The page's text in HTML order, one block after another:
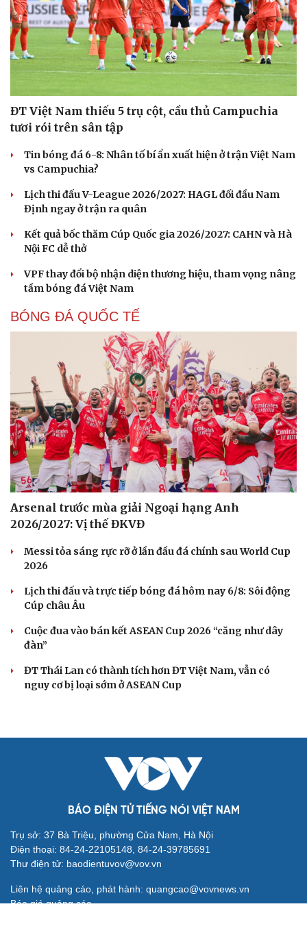
Cải chính
ĐT Việt Nam thiếu 5 trụ cột, cầu thủ Campuchia
tươi rói trên sân tập
Tin bóng đá 6-8: Nhân tố bí ẩn xuất hiện ở trận Việt Nam
vs Campuchia?
Lịch thi đấu V-League 2026/2027: HAGL đối đầu Nam
Định ngay ở trận ra quân
Kết quả bốc thăm Cúp Quốc gia 2026/2027: CAHN và Hà
Nội FC dễ thở
VPF thay đổi bộ nhận diện thương hiệu, tham vọng nâng
tầm bóng đá Việt Nam
BÓNG ĐÁ QUỐC TẾ
Arsenal trước mùa giải Ngoại hạng Anh
2026/2027: Vị thế ĐKVĐ
Messi tỏa sáng rực rỡ ở lần đầu đá chính sau World Cup
2026
Lịch thi đấu và trực tiếp bóng đá hôm nay 6/8: Sôi động
Cúp châu Âu
Cuộc đua vào bán kết ASEAN Cup 2026 “căng như dây
đàn”
ĐT Thái Lan có thành tích hơn ĐT Việt Nam, vẫn có
nguy cơ bị loại sớm ở ASEAN Cup
BÁO ĐIỆN TỬ TIẾNG NÓI VIỆT NAM
Trụ sở: 37 Bà Triệu, phường Cửa Nam, Hà Nội
Điện thoại: 84-24-22105148, 84-24-39785691
Thư điện tử: baodientuvov@vov.vn
Liên hệ quảng cáo, phát hành: quangcao@vovnews.vn
Báo giá quảng cáo